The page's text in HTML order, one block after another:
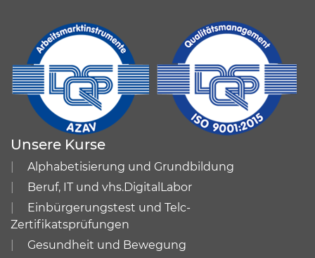
Unsere Kurse
Alphabetisierung und Grundbildung
Beruf, IT und vhs.DigitalLabor
Einbürgerungstest und Telc-
Zertifikatsprüfungen
Gesundheit und Bewegung